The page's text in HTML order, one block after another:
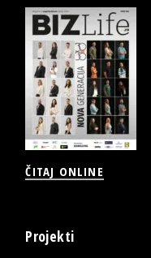
ČITAJ ONLINE
Projekti